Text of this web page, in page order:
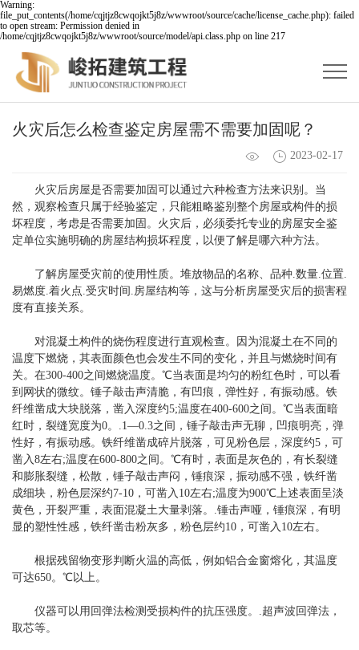
Warning:
file_put_contents(/home/cqjtjz8cwqojkt5j8z/wwwroot/source/cache/license_cache.php): failed
to open stream: Permission denied in
/home/cqjtjz8cwqojkt5j8z/wwwroot/source/model/api.class.php on line 217
火灾后怎么检查鉴定房屋需不需要加固呢？
2023-02-17
火灾后房屋是否需要加固可以通过六种检查方法来识别。当
然，观察检查只属于经验鉴定，只能粗略鉴别整个房屋或构件的损
坏程度，考虑是否需要加固。火灾后，必须委托专业的房屋安全鉴
定单位实施明确的房屋结构损坏程度，以便了解是哪六种方法。
了解房屋受灾前的使用性质。堆放物品的名称、品种.数量.位置.
易燃度.着火点.受灾时间.房屋结构等，这与分析房屋受灾后的损害程
度有直接关系。
对混凝土构件的烧伤程度进行直观检查。因为混凝土在不同的
温度下燃烧，其表面颜色也会发生不同的变化，并且与燃烧时间有
关。在300-400之间燃烧温度。℃当表面是均匀的粉红色时，可以看
到网状的微纹。锤子敲击声清脆，有凹痕，弹性好，有振动感。铁
纤维凿成大块脱落，凿入深度约5;温度在400-600之间。℃当表面暗
红时，裂缝宽度为0。.1—0.3之间，锤子敲击声无聊，凹痕明亮，弹
性好，有振动感。铁纤维凿成碎片脱落，可见粉色层，深度约5，可
凿入8左右;温度在600-800之间。℃有时，表面是灰色的，有长裂缝
和膨胀裂缝，松散，锤子敲击声闷，锤痕深，振动感不强，铁纤凿
成细块，粉色层深约7-10，可凿入10左右;温度为900℃上述表面呈淡
黄色，开裂严重，表面混凝土大量剥落。.锤击声哑，锤痕深，有明
显的塑性性感，铁纤凿击粉灰多，粉色层约10，可凿入10左右。
根据残留物变形判断火温的高低，例如铝合金窗熔化，其温度
可达650。℃以上。
仪器可以用回弹法检测受损构件的抗压强度。.超声波回弹法，
取芯等。